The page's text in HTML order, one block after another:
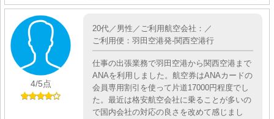
4/5点
20代／男性／ご利用航空会社：／
ご利用便：羽田空港発-関西空港行
仕事の出張業務で羽田空港から関西空港まで
ANAを利用しました。航空券はANAカードの
会員専用割引を使って片道17000円程度でし
た。最近は格安航空会社に乗ることが多いの
で国内会社の対応の良さを改めて感じまし